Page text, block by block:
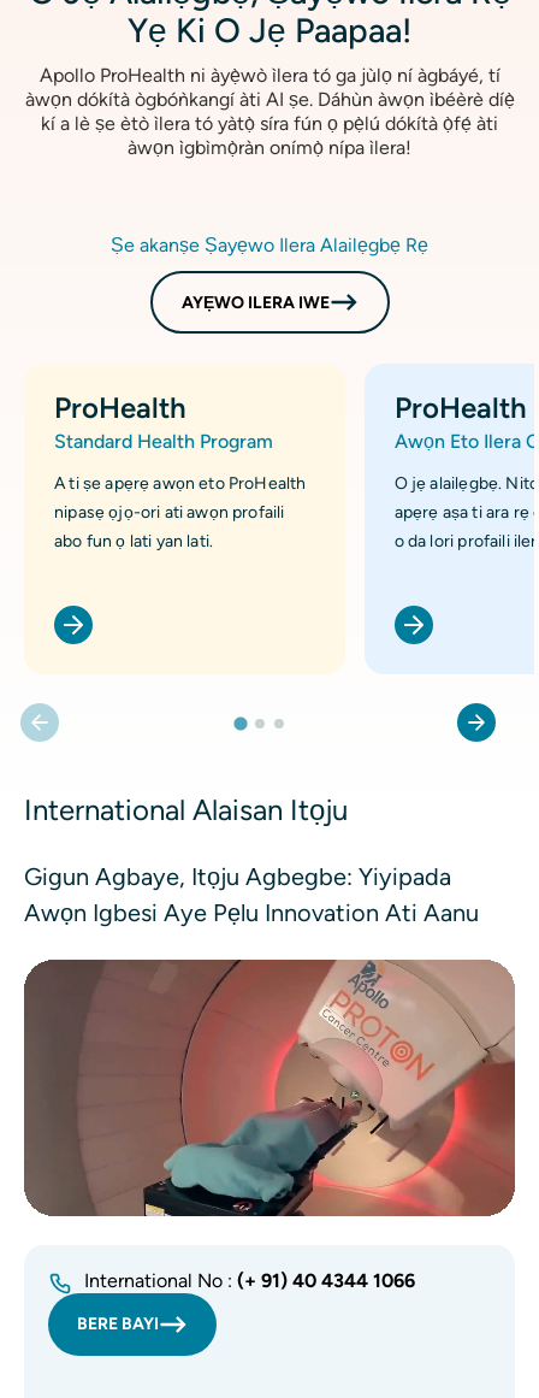
Yẹ Ki O Jẹ Paapaa!
Apollo ProHealth ni àyẹ̀wò ìlera tó ga jùlọ ní àgbáyé, tí
àwọn dókítà ògbóǹkangí àti AI ṣe. Dáhùn àwọn ìbéèrè díẹ̀
kí a lè ṣe ètò ìlera tó yàtọ̀ síra fún ọ pẹ̀lú dókítà ọ̀fẹ́ àti
àwọn ìgbìmọ̀ràn onímọ̀ nípa ìlera!
Ṣe akanṣe Ṣayẹwo Ilera Alailẹgbẹ Rẹ
AYẸWO ILERA IWE
ProHealth
Standard Health Program
A ti ṣe apẹrẹ awọn eto ProHealth
nipasẹ ọjọ-ori ati awọn profaili
abo fun ọ lati yan lati.
ProHealth
Awọn Eto Ilera
O jẹ alailẹgbẹ.
apẹrẹ aṣa ti ara rẹ
o da lori profaili
Faili fidio
International Alaisan Itọju
Gigun Agbaye, Itọju Agbegbe: Yiyipada
Awọn Igbesi Aye Pẹlu Innovation Ati Aanu
International No : (+ 91) 40 4344 1066
BERE BAYI